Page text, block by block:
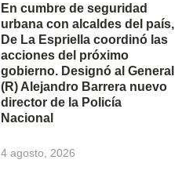
En cumbre de seguridad
urbana con alcaldes del país,
De La Espriella coordinó las
acciones del próximo
gobierno. Designó al General
(R) Alejandro Barrera nuevo
director de la Policía
Nacional
4 agosto, 2026